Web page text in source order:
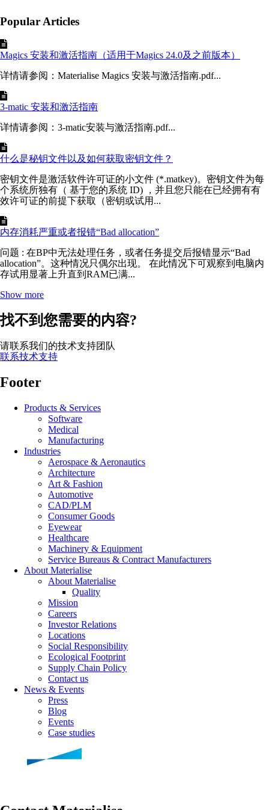
Popular Articles
Magics 安装和激活指南（适用于Magics 24.0及之前版本）
详情请参阅：Materialise Magics 安装与激活指南.pdf...
3-matic 安装和激活指南
详情请参阅：3-matic安装与激活指南.pdf...
什么是秘钥文件以及如何获取密钥文件？
密钥文件是激活软件许可证的小文件 (*.matkey)。密钥文件为每
个系统所独有（ 基于您的系统 ID) ，并且您只能在已经拥有有
效许可证的前提下获取（密钥或试用...
内存消耗严重或者报错“Bad allocation”
问题 : 在BP中无法处理任务，或者任务提交后报错显示“Bad
allocation”。这种情况只偶尔出现。 在此情况下可观察到电脑内
存试用显著上升直到RAM已满...
Show more
找不到您需要的内容?
请联系我们的技术支持团队
联系技术支持
Footer
Products & Services
Software
Medical
Manufacturing
Industries
Aerospace & Aeronautics
Architecture
Art & Fashion
Automotive
CAD/PLM
Consumer Goods
Eyewear
Healthcare
Machinery & Equipment
Service Bureaus & Contract Manufacturers
About Materialise
About Materialise
Quality
Mission
Careers
Investor Relations
Locations
Social Responsibility
Ecological Footprint
Supply Chain Policy
Contact us
News & Events
Press
Blog
Events
Case studies